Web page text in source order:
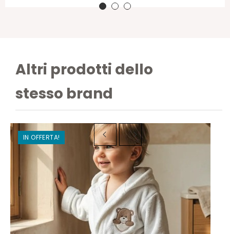
Altri prodotti dello
stesso brand
IN OFFERTA!